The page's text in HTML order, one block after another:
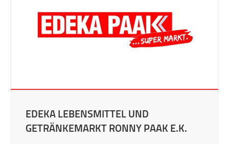
EDEKA LEBENSMITTEL UND
GETRÄNKEMARKT RONNY PAAK E.K.